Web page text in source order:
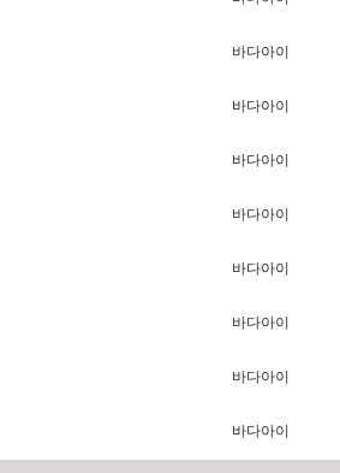
바다아이
바다아이
바다아이
바다아이
바다아이
바다아이
바다아이
바다아이